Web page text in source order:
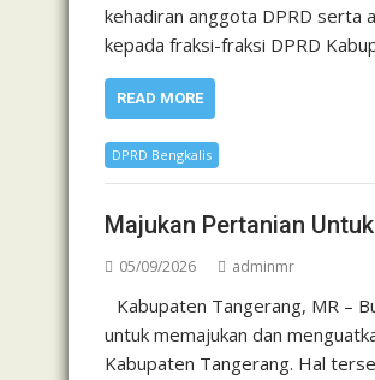
kehadiran anggota DPRD serta
kepada fraksi-fraksi DPRD
READ MORE
DPRD Bengkalis
Majukan Pertanian
05/09/2026 adminmr
Kabupaten Tangerang, MR –
untuk memajukan dan
Kabupaten Tangerang. Hal